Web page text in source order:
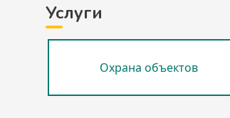
Услуги
Охрана объектов